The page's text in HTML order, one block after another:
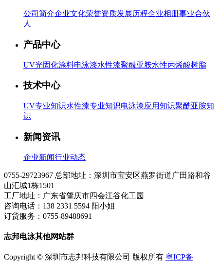
公司简介企业文化荣誉资质发展历程企业相册事业合伙
人
产品中心
UV光固化涂料电泳漆水性漆聚酰亚胺水性丙烯酸树脂
技术中心
UV专业知识水性漆专业知识电泳漆应用知识聚酰亚胺知
识
新闻资讯
企业新闻行业动态
0755-29723967 总部地址：深圳市宝安区燕罗街道广田路和谷
山汇城1栋1501
工厂地址：广东省肇庆市四会江谷化工园
咨询电话：138 2331 5594 阳小姐
订货服务：0755-89488691
志邦电泳其他网站群
Copyright © 深圳市志邦科技有限公司 版权所有 粤ICP备